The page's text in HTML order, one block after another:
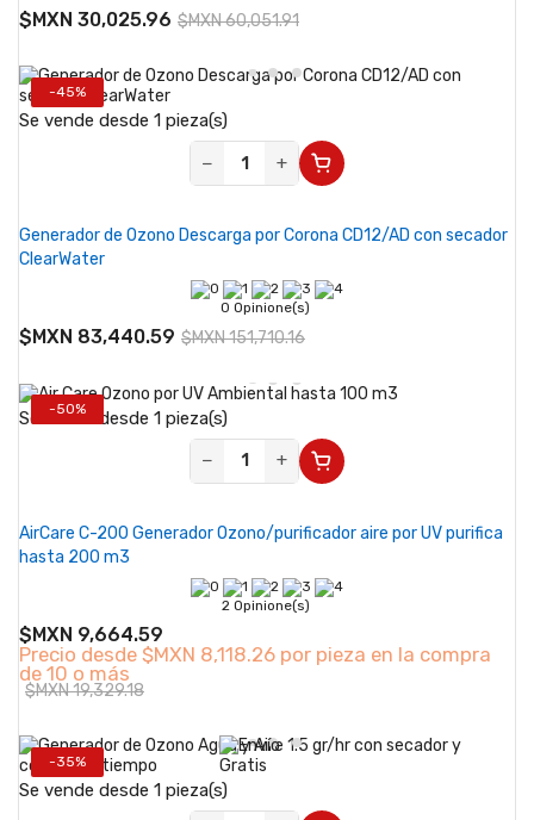
$MXN 30,025.96 $MXN 60,051.91
-45%
Se vende desde 1 pieza(s)
−
+
Generador de Ozono Descarga por Corona CD12/AD con secador
ClearWater
0 Opinione(s)
$MXN 83,440.59 $MXN 151,710.16
-50%
Se vende desde 1 pieza(s)
−
+
AirCare C-200 Generador Ozono/purificador aire por UV purifica
hasta 200 m3
2 Opinione(s)
$MXN 9,664.59
Precio desde $MXN 8,118.26 por pieza en la compra
de 10 o más
$MXN 19,329.18
-35%
Se vende desde 1 pieza(s)